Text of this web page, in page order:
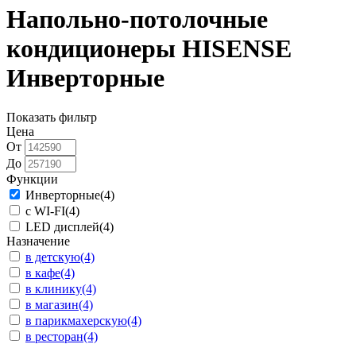
Напольно-потолочные
кондиционеры HISENSE
Инверторные
Показать фильтр
Цена
От
До
Функции
Инверторные(4)
с WI-FI(4)
LED дисплей(4)
Назначение
в детскую(4)
в кафе(4)
в клинику(4)
в магазин(4)
в парикмахерскую(4)
в ресторан(4)